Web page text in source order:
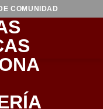
COMUNIDAD